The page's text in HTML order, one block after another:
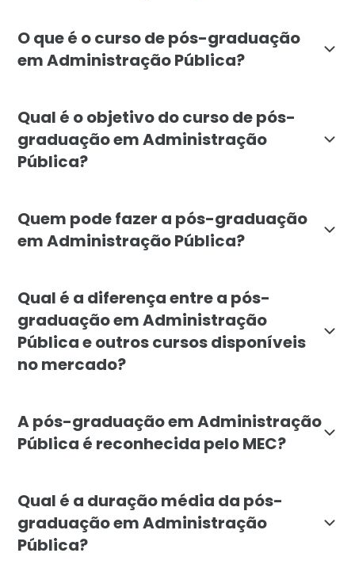
O que é o curso de pós-graduação
em Administração Pública?
Qual é o objetivo do curso de pós-
graduação em Administração
Pública?
Quem pode fazer a pós-graduação
em Administração Pública?
Qual é a diferença entre a pós-
graduação em Administração
Pública e outros cursos disponíveis
no mercado?
A pós-graduação em Administração
Pública é reconhecida pelo MEC?
Qual é a duração média da pós-
graduação em Administração
Pública?